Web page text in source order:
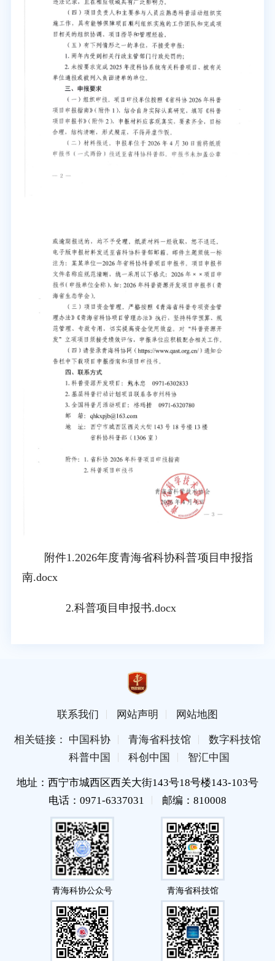
附件1.2026年度青海省科协科普项目申报指
南.docx
2.科普项目申报书.docx
联系我们 网站声明 网站地图
相关链接： 中国科协 青海省科技馆
数字科技馆
科普中国
科创中国 智汇中国
地址：西宁市城西区西关大街143号18号楼143-103号
电话：0971-6337031
邮编：810008
青海科协公众号 青海省科技馆